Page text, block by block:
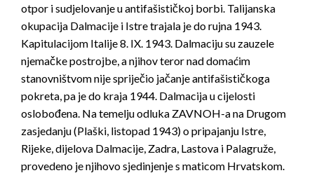
otpor i sudjelovanje u antifašističkoj borbi. Talijanska
okupacija Dalmacije i Istre trajala je do rujna 1943.
Kapitulacijom Italije 8. IX. 1943. Dalmaciju su zauzele
njemačke postrojbe, a njihov teror nad domaćim
stanovništvom nije spriječio jačanje antifašističkoga
pokreta, pa je do kraja 1944. Dalmacija u cijelosti
oslobođena. Na temelju odluka ZAVNOH-a na Drugom
zasjedanju (Plaški, listopad 1943) o pripajanju Istre,
Rijeke, dijelova Dalmacije, Zadra, Lastova i Palagruže,
provedeno je njihovo sjedinjenje s maticom Hrvatskom.